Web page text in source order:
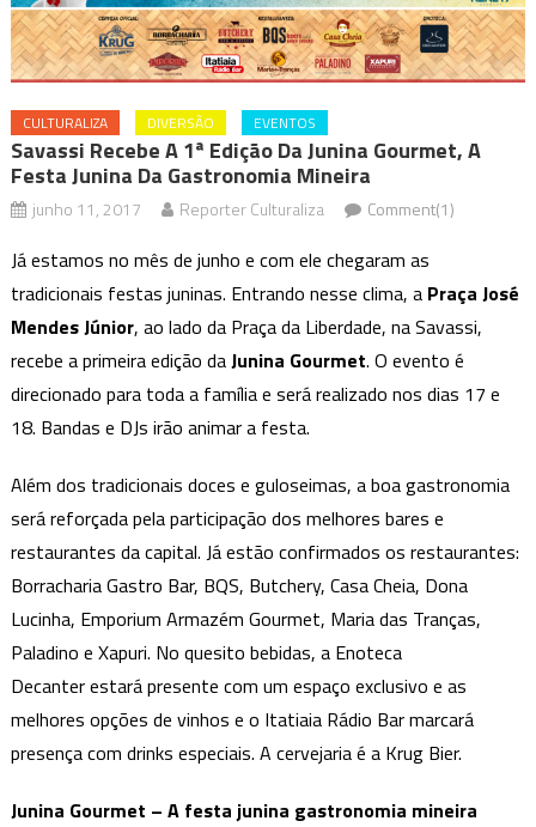
CULTURALIZA DIVERSÃO EVENTOS
Savassi Recebe A 1ª Edição Da Junina Gourmet, A
Festa Junina Da Gastronomia Mineira
junho 11, 2017 Reporter Culturaliza Comment(1)
Já estamos no mês de junho e com ele chegaram as
tradicionais festas juninas. Entrando nesse clima, a Praça José
Mendes Júnior, ao lado da Praça da Liberdade, na Savassi,
recebe a primeira edição daJunina Gourmet. O evento é
direcionado para toda a família e será realizado nos dias 17 e
18. Bandas e DJs irão animar a festa.
Além dos tradicionais doces e guloseimas, a boa gastronomia
será reforçada pela participação dos melhores bares e
restaurantes da capital. Já estão confirmados os restaurantes:
Borracharia Gastro Bar, BQS, Butchery, Casa Cheia, Dona
Lucinha, Emporium Armazém Gourmet, Maria das Tranças,
Paladino e Xapuri. No quesito bebidas, a Enoteca
Decanter estará presente com um espaço exclusivo e as
melhores opções de vinhos e o Itatiaia Rádio Barmarcará
presença com drinks especiais. A cervejaria é a Krug Bier.
Junina Gourmet – A festa junina gastronomia mineira